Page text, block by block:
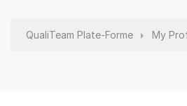
QualiTeam Plate-Forme My